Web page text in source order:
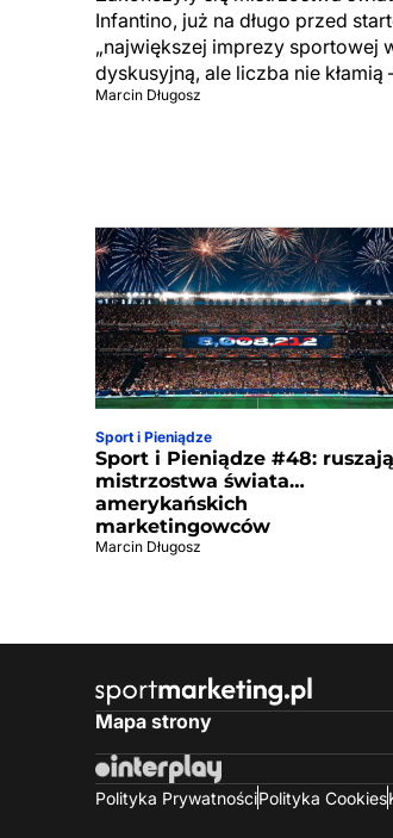
Infantino, już na długo przed
„największej imprezy sportowej
dyskusyjną, ale liczba nie kłamią
Marcin Długosz
Sport i Pieniądze
Sport i Pieniądze #48: ruszają
mistrzostwa świata…
amerykańskich
marketingowców
Marcin Długosz
Mapa strony
Polityka PrywatnościPolityka Cookies